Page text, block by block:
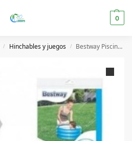
0
/ Hinchables y juegos / Bestway Piscina Infantil Kiddie 70X30 CM